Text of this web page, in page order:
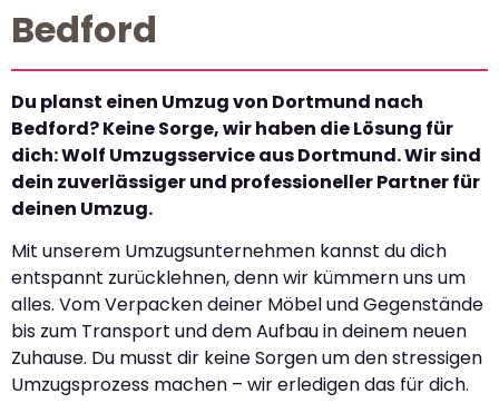
Bedford
Du planst einen Umzug von Dortmund nach
Bedford? Keine Sorge, wir haben die Lösung für
dich: Wolf Umzugsservice aus Dortmund. Wir sind
dein zuverlässiger und professioneller Partner für
deinen Umzug.
Mit unserem Umzugsunternehmen kannst du dich
entspannt zurücklehnen, denn wir kümmern uns um
alles. Vom Verpacken deiner Möbel und Gegenstände
bis zum Transport und dem Aufbau in deinem neuen
Zuhause. Du musst dir keine Sorgen um den stressigen
Umzugsprozess machen – wir erledigen das für dich.